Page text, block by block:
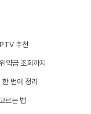
추천
약금 조회까지
번에 정리
르는 법